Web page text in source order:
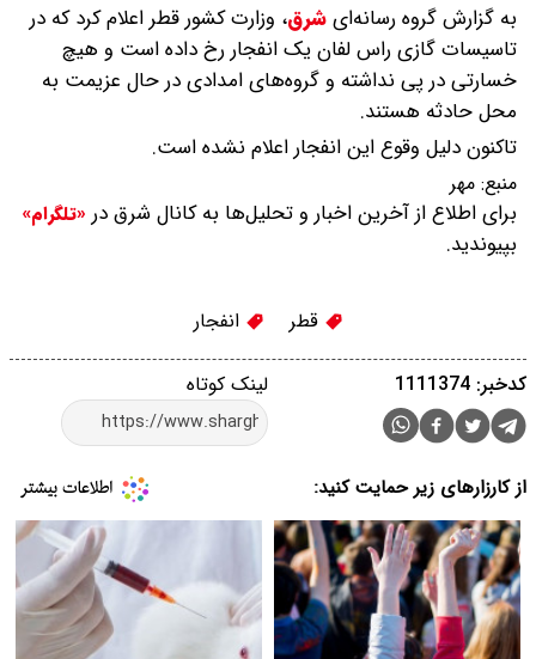
به گزارش گروه رسانه‌ایشرق، وزارت کشور قطر اعلام کرد که در
تاسیسات گازی راس لفان یک انفجار رخ داده است و هیچ
خسارتی در پی نداشته و گروه‌های امدادی در حال عزیمت به
محل حادثه هستند.
تاکنون دلیل وقوع این انفجار اعلام نشده است.
منبع: مهر
برای اطلاع از آخرین اخبار و تحلیل‌ها به کانال شرق در «تلگرام»
بپیوندید.
قطر انفجار
لینک کوتاه کدخبر: 1111374
از کارزارهای زیر حمایت کنید: